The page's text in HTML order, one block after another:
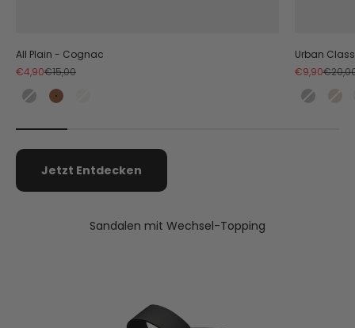
All Plain - Cognac
Angebot
€4,90Regulärer Preis
€15,00
BlackCognac
Urban
Angebot
€9,90
Black
Jetzt Entdecken
Sandalen mit Wechsel-Topping